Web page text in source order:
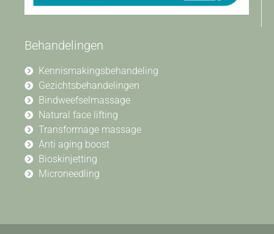
Behandelingen
Kennismakingsbehandeling
Gezichtsbehandelingen
Bindweefselmassage
Natural face lifting
Transformage massage
Anti aging boost
Bioskinjetting
Microneedling